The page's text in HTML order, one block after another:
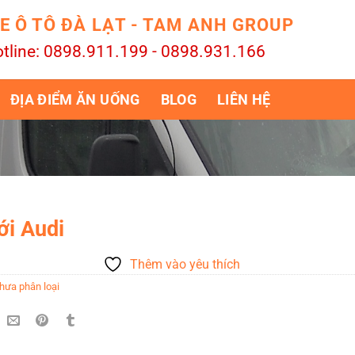
Ô TÔ ĐÀ LẠT - TAM ANH GROUP
0898.911.199 - 0898.931.166
ĐỊA ĐIỂM ĂN UỐNG BLOG LIÊN HỆ
Audi
Thêm vào yêu thích
phân loại